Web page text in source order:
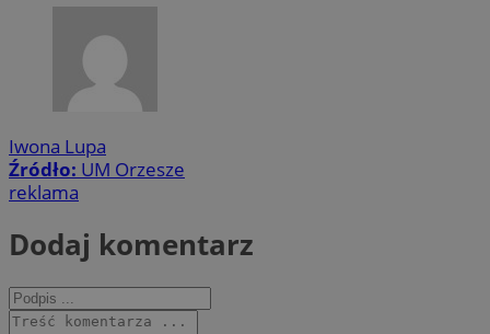
Iwona Lupa
Źródło: UM Orzesze
reklama
Dodaj komentarz